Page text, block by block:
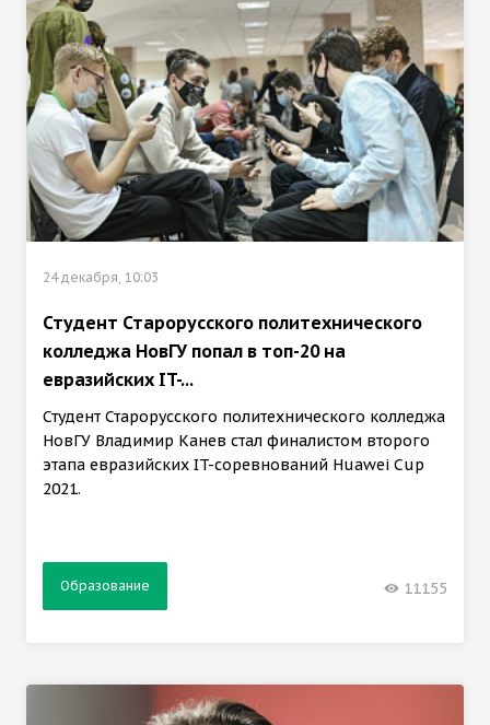
24 декабря, 10:03
Студент Старорусского политехнического
колледжа НовГУ попал в топ-20 на
евразийских IT-...
Студент Старорусского политехнического колледжа
НовГУ Владимир Канев стал финалистом второго
этапа евразийских IT-соревнований Huawei Cup
2021.
Образование 11155